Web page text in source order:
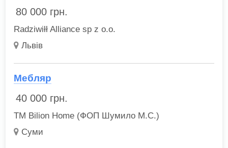
80 000 грн.
Radziwiłł Alliance sp z o.o.
Львів
Мебляр
40 000 грн.
ТМ Bilion Home (ФОП Шумило М.С.)
Суми